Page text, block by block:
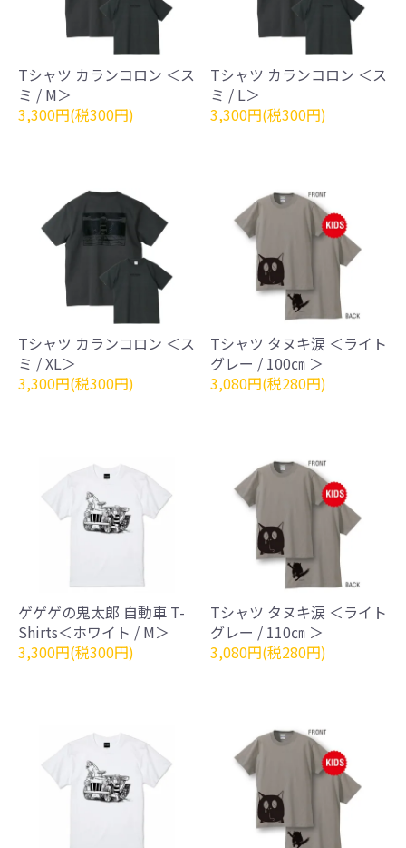
Tシャツ カランコロン ＜ス
ミ / M＞
3,300円(税300円)
Tシャツ カランコロン ＜ス
ミ / L＞
3,300円(税300円)
Tシャツ カランコロン ＜ス
ミ / XL＞
3,300円(税300円)
Tシャツ タヌキ涙 ＜ライト
グレー / 100㎝ ＞
3,080円(税280円)
ゲゲゲの鬼太郎 自動車 T-
Shirts＜ホワイト / M＞
3,300円(税300円)
Tシャツ タヌキ涙 ＜ライト
グレー / 110㎝ ＞
3,080円(税280円)